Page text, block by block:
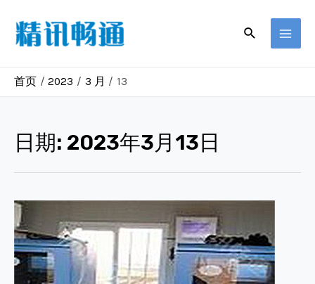
搜
首页 2023 3 月 13
日期: 2023年3月13日